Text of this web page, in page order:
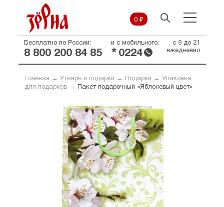
0 ₽
Бесплатно по России:
8 800 200 84 85
и с мобильного:
* 0224
с 9 до 21
ежедневно
Главная → Утварь и подарки → Подарки →
Упаковка
для подарков→ Пакет подарочный «Яблоневый цвет»